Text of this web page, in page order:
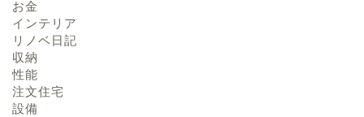
お金
インテリア
リノベ日記
収納
性能
注文住宅
設備